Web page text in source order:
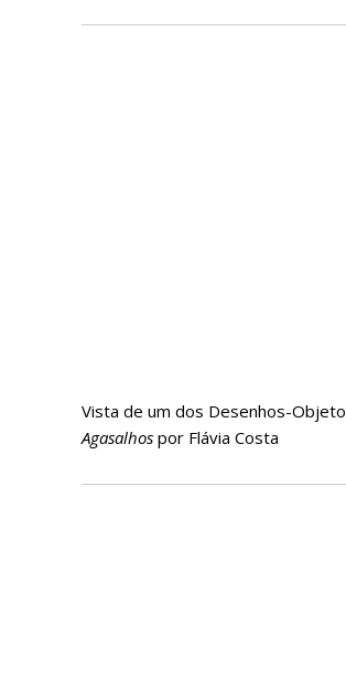
Vista de um dos Desenhos-Objeto
Agasalhos por Flávia Costa